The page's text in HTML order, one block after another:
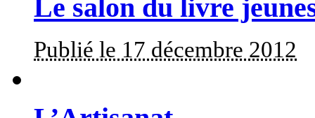
Le salon du livre
Publié le 17 décembre 2012